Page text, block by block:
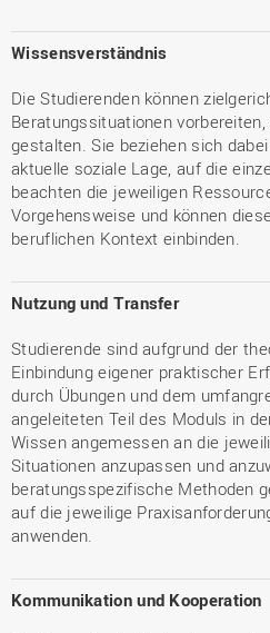
Wissensverständnis
Die Studierenden können
Beratungssituationen
gestalten. Sie beziehen sich
aktuelle soziale Lage, auf die
beachten die jeweiligen
Vorgehensweise und können
beruflichen Kontext einbinden.
Nutzung und Transfer
Studierende sind aufgrund der
Einbindung eigener praktischer
durch Übungen und dem
angeleiteten Teil des Moduls in
Wissen angemessen an die
Situationen anzupassen und
beratungsspezifische Methoden
auf die jeweilige
anwenden.
Kommunikation und Kooperation